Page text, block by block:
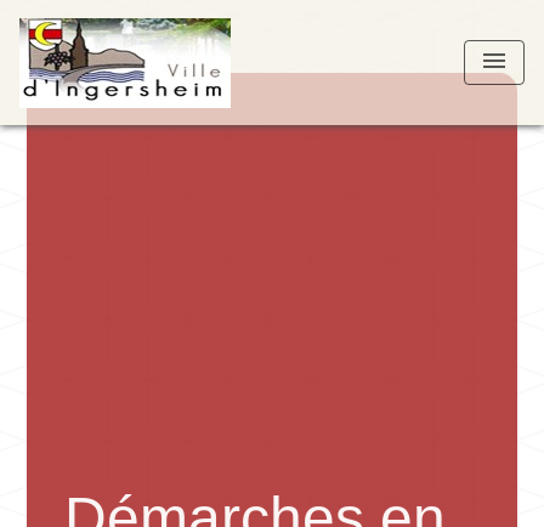
menu